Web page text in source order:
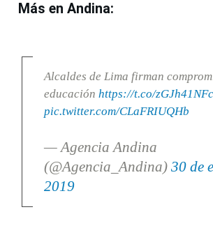
Más en Andina:
Alcaldes de Lima firman
educación https://t.co/
pic.twitter.com/CLaFRIUQHb
— Agencia Andina
(@Agencia_Andina) 30 de
2019